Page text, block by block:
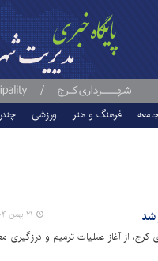
فرهنگ و هنر ورزشی
شد
از آغاز عملیات ترمیم و درزگیری
۲۱ بهمن ۰۴ - ۱۳:۲۲